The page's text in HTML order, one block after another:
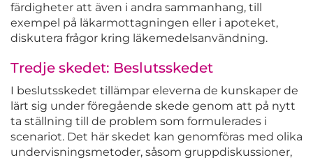
färdigheter att även i andra sammanhang, till
exempel på läkarmottagningen eller i apoteket,
diskutera frågor kring läkemedelsanvändning.
Tredje skedet: Beslutsskedet
I beslutsskedet tillämpar eleverna de kunskaper de
lärt sig under föregående skede genom att på nytt
ta ställning till de problem som formulerades i
scenariot. Det här skedet kan genomföras med olika
undervisningsmetoder, såsom gruppdiskussioner,